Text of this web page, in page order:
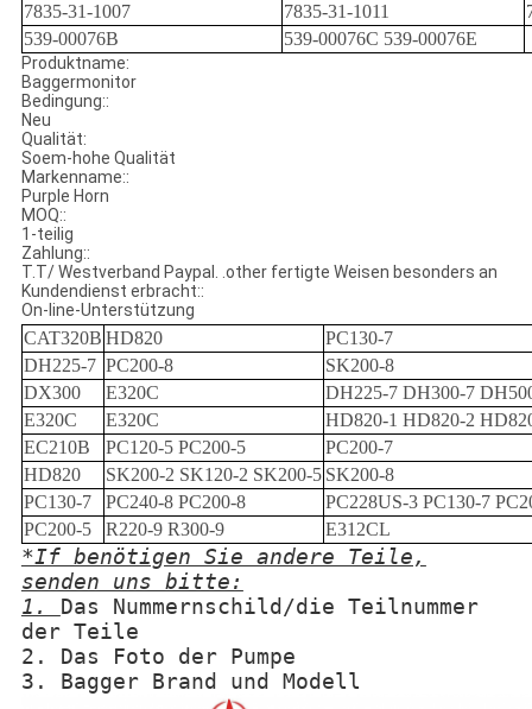
7835-31-1007
7835-31-1011
539-00076B
539-00076C 539-00076E
Produktname:
Baggermonitor
Bedingung::
Neu
Qualität:
Soem-hohe Qualität
Markenname::
Purple Horn
MOQ::
1-teilig
Zahlung::
T.T/ Westverband Paypal. .other fertigte Weisen besonders an
Kundendienst erbracht::
On-line-Unterstützung
CAT320B HD820
PC130-7
DH225-7 PC200-8
SK200-8
DX300
E320C
DH225-7 DH300-7
E320C
E320C
HD820-1 HD820-2
EC210B
PC120-5 PC200-5
PC200-7
HD820
SK200-2 SK120-2 SK200-5 SK200-8
PC130-7
PC240-8 PC200-8
PC228US-3 PC130-7
PC200-5
R220-9 R300-9 E312CL
*If benötigen Sie andere Teile,
senden uns bitte:
1. Das Nummernschild/die Teilnummer
der Teile
2. Das Foto der Pumpe
3. Bagger Brand und Modell